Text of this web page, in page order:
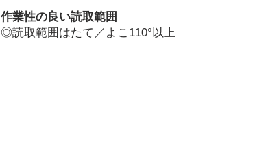
作業性の良い読取範囲
◎読取範囲はたて／よこ110°以上